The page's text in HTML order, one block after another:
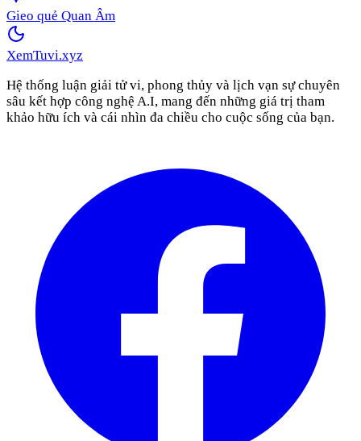
Gieo quẻ Quan Âm
XemTuvi.xyz
Hệ thống luận giải tử vi, phong thủy và lịch vạn sự chuyên
sâu kết hợp công nghệ A.I, mang đến những giá trị tham
khảo hữu ích và cái nhìn đa chiều cho cuộc sống của bạn.